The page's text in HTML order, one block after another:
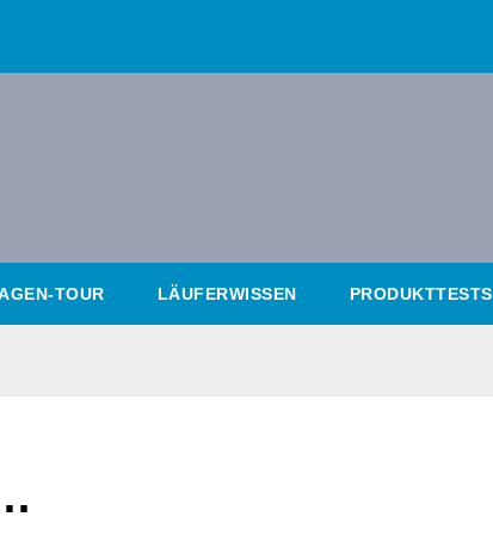
TOUR LÄUFERWISSEN PRODUKTTESTS